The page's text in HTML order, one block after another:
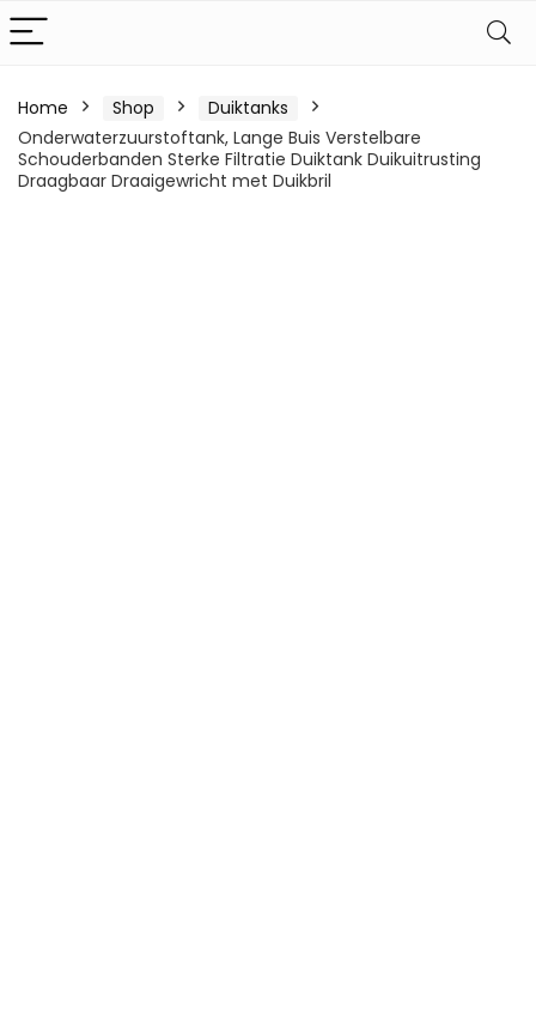
Home Shop
Duiktanks
Onderwaterzuurstoftank, Lange Buis Verstelbare
Schouderbanden Sterke Filtratie Duiktank Duikuitrusting
Draagbaar Draaigewricht met Duikbril